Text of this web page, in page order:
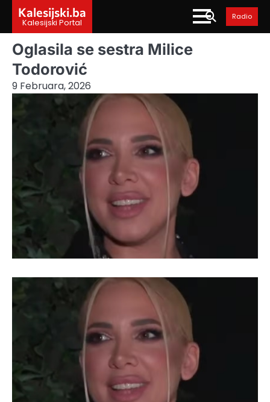
content
Kalesijski.ba
Kalesijski Portal
Radio
Oglasila se sestra Milice
Todorović
9 Februara, 2026